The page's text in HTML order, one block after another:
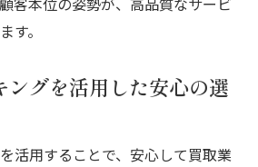
す。
ングを活用した安心の選
活用することで、安心して買取業